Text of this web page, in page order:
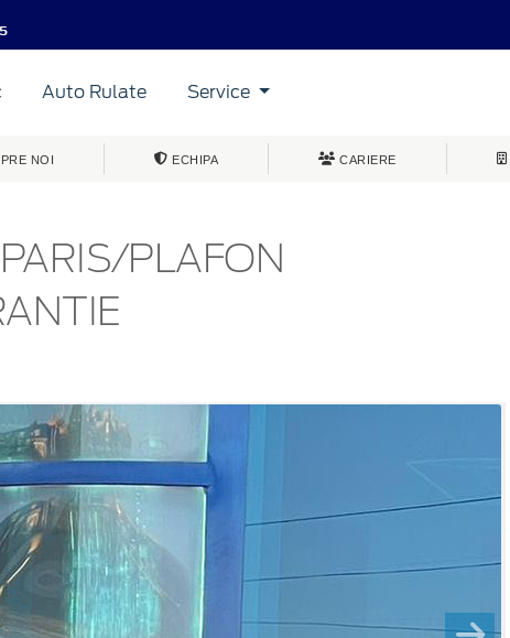
Auto Rulate Service
NOI ECHIPA CARIERE
PLAFON